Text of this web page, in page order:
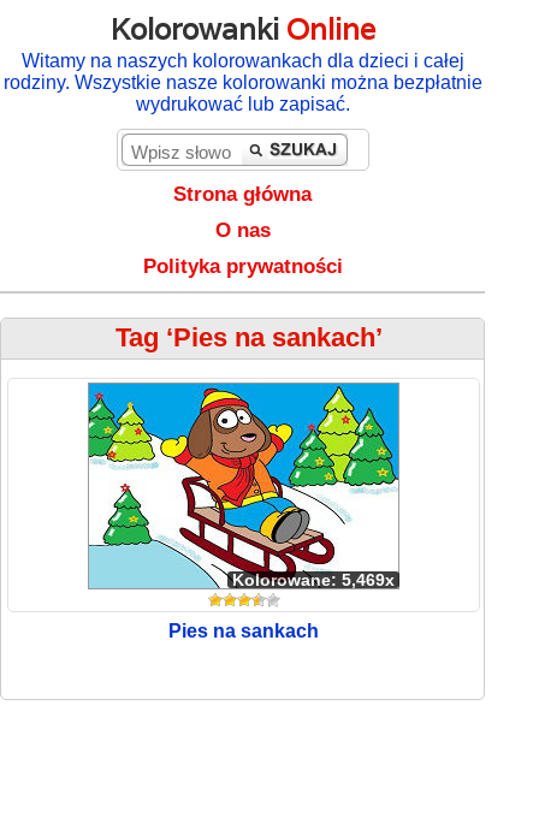
Kolorowanki Online
Witamy na naszych kolorowankach dla dzieci i całej
rodziny. Wszystkie nasze kolorowanki można bezpłatnie
wydrukować lub zapisać.
Strona główna
O nas
Polityka prywatności
Tag ‘Pies na sankach’
Kolorowane: 5,469x
Pies na sankach